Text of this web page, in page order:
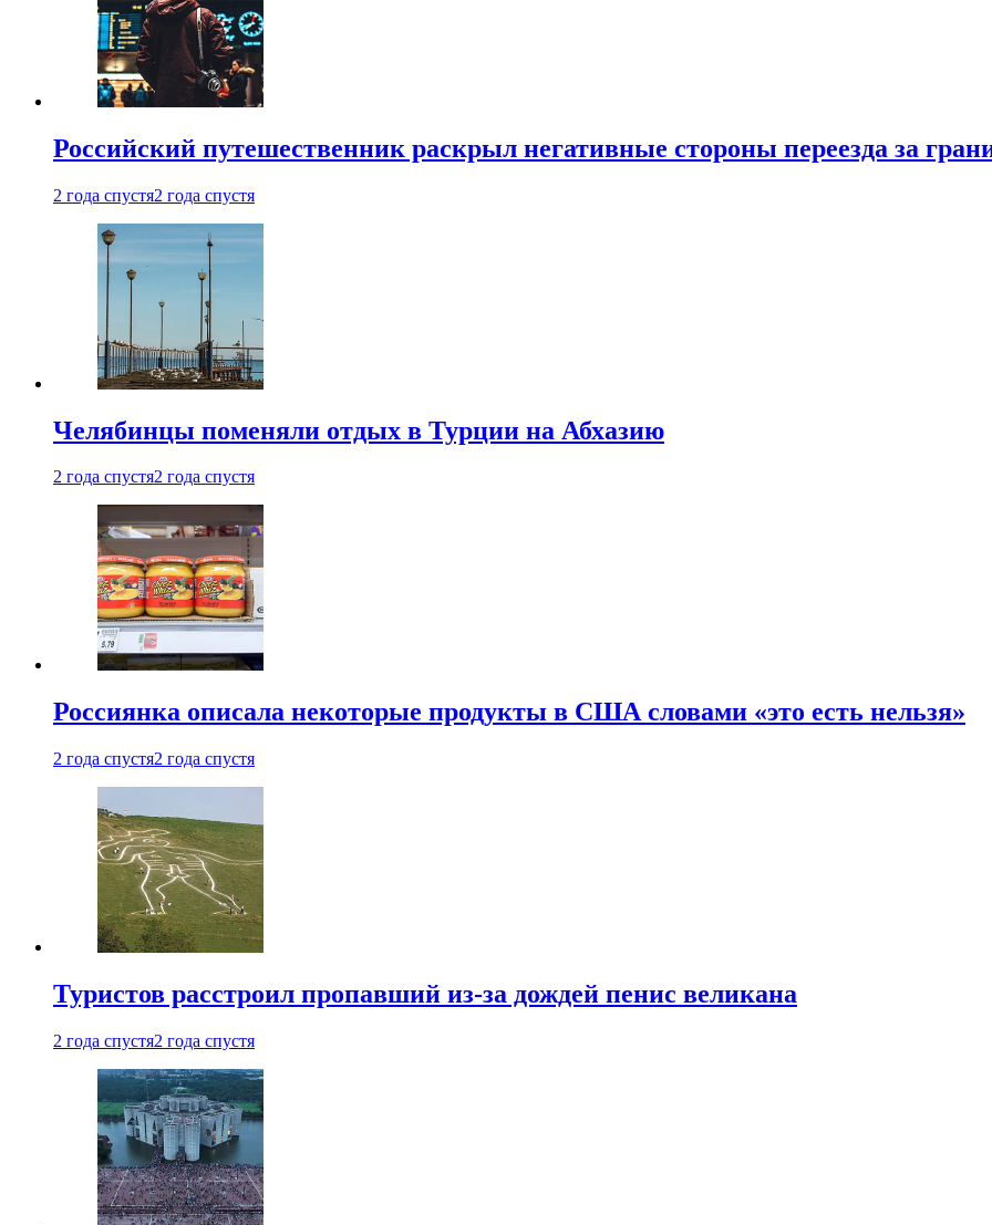
Российский путешественник раскрыл негативные стороны переезда за
2 года спустя2 года спустя
Челябинцы поменяли отдых в Турции на Абхазию
2 года спустя2 года спустя
Россиянка описала некоторые продукты в США словами «это есть нельзя»
2 года спустя2 года спустя
Туристов расстроил пропавший из-за дождей пенис великана
2 года спустя2 года спустя